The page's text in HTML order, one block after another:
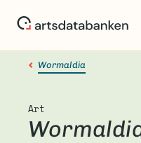
Wormaldia
Art